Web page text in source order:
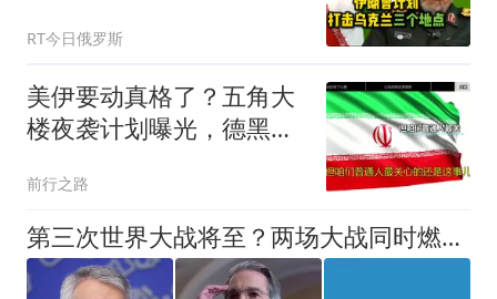
RT今日俄罗斯
美伊要动真格了？五角大
楼夜袭计划曝光，德黑兰
前行之路
第三次世界大战将至？两场大战同时燃烧，只差中国还没下场